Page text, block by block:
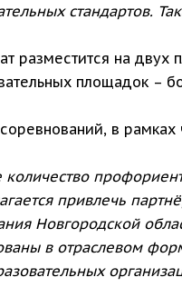
стандартов.
разместится на
площадок –
в рамках
привлечь
Новгородской
в отраслевом